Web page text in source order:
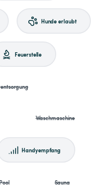
Hunde erlaubt
Feuerstelle
Waschmaschine
Handyempfang
Sauna